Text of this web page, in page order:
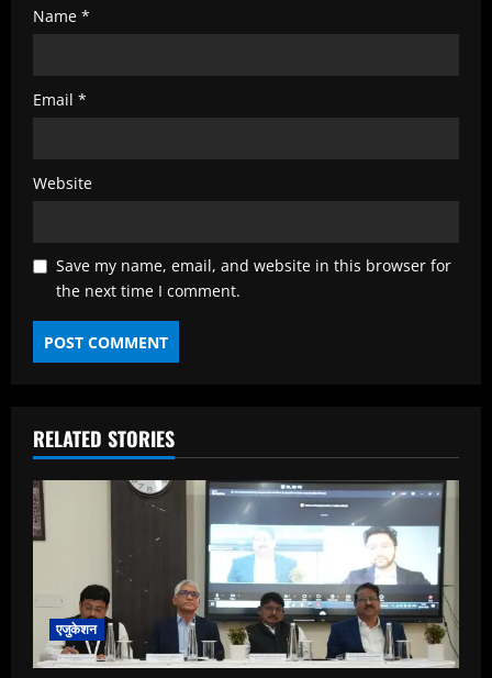
Name *
Email *
Website
Save my name, email, and website in this browser for
the next time I comment.
RELATED STORIES
एजुकेशन